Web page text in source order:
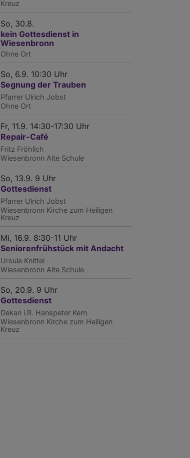
Kreuz
So, 30.8.
kein Gottesdienst in
Wiesenbronn
Ohne Ort
So, 6.9. 10:30 Uhr
Segnung der Trauben
Pfarrer Ulrich Jobst
Ohne Ort
Fr, 11.9. 14:30-17:30 Uhr
Repair-Café
Fritz Fröhlich
Wiesenbronn Alte Schule
So, 13.9. 9 Uhr
Gottesdienst
Pfarrer Ulrich Jobst
Wiesenbronn Kirche zum Heiligen
Kreuz
Mi, 16.9. 8:30-11 Uhr
Seniorenfrühstück mit Andacht
Ursula Knittel
Wiesenbronn Alte Schule
So, 20.9. 9 Uhr
Gottesdienst
Dekan i.R. Hanspeter Kern
Wiesenbronn Kirche zum Heiligen
Kreuz